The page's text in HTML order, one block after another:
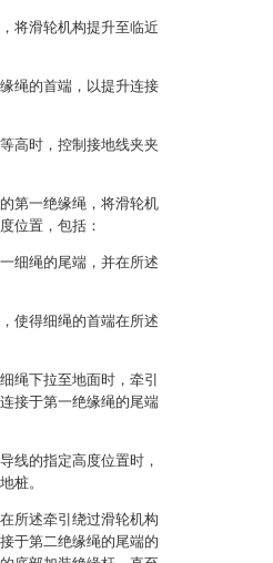
将滑轮机构提升至临近
绳的首端，以提升连接
高时，控制接地线夹夹
第一绝缘绳，将滑轮机
位置，包括：
细绳的尾端，并在所述
使得细绳的首端在所述
绳下拉至地面时，牵引
接于第一绝缘绳的尾端
线的指定高度位置时，
桩。
所述牵引绕过滑轮机构
于第二绝缘绳的尾端的